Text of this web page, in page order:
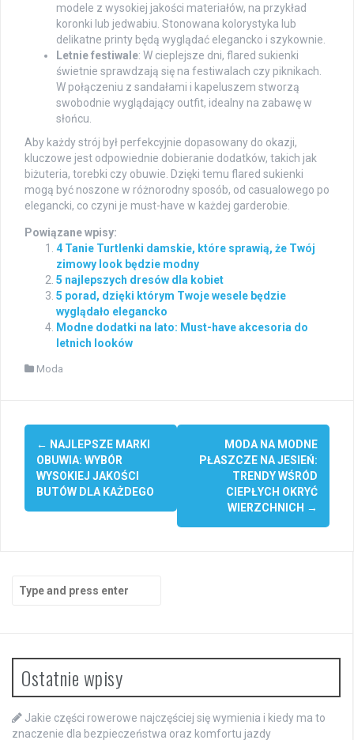
modele z wysokiej jakości materiałów, na przykład
koronki lub jedwabiu. Stonowana kolorystyka lub
delikatne printy będą wyglądać elegancko i szykownie.
Letnie festiwale: W cieplejsze dni, flared sukienki
świetnie sprawdzają się na festiwalach czy piknikach.
W połączeniu z sandałami i kapeluszem stworzą
swobodnie wyglądający outfit, idealny na zabawę w
słońcu.
Aby każdy strój był perfekcyjnie dopasowany do okazji,
kluczowe jest odpowiednie dobieranie dodatków, takich jak
biżuteria, torebki czy obuwie. Dzięki temu flared sukienki
mogą być noszone w różnorodny sposób, od casualowego po
elegancki, co czyni je must-have w każdej garderobie.
Powiązane wpisy:
4 Tanie Turtlenki damskie, które sprawią, że Twój
zimowy look będzie modny
5 najlepszych dresów dla kobiet
5 porad, dzięki którym Twoje wesele będzie
wyglądało elegancko
Modne dodatki na lato: Must-have akcesoria do
letnich looków
Moda
Post
navigation
← NAJLEPSZE MARKI
OBUWIA: WYBÓR
WYSOKIEJ JAKOŚCI
BUTÓW DLA KAŻDEGO
MODA NA MODNE
PŁASZCZE NA JESIEŃ:
TRENDY WŚRÓD
CIEPŁYCH OKRYĆ
WIERZCHNICH →
for:
Ostatnie wpisy
Jakie części rowerowe najczęściej się wymienia i kiedy ma to
znaczenie dla bezpieczeństwa oraz komfortu jazdy